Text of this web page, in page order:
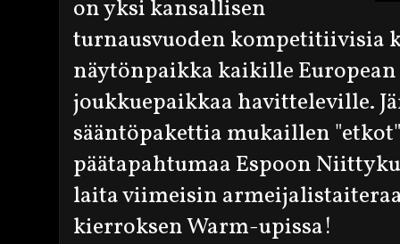
on yksi kansallisen
turnausvuoden kompetitiivisia
näytönpaikka kaikille
joukkuepaikkaa havitteleville.
sääntöpakettia mukaillen
päätapahtumaa Espoon
laita viimeisin
kierroksen Warm-upissa!